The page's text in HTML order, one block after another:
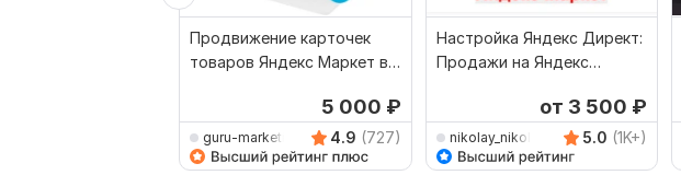
Продвижение карточек
товаров Яндекс Маркет в
5 000 ₽
guru-marketing 4.9 (727)
Настройка Яндекс Директ:
Продажи на Яндекс
от 3 500 ₽
nikolay_nikolaevich 5.0 (1K+)